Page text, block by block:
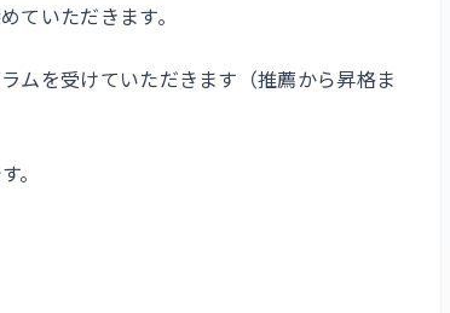
ていただきます。
ムを受けていただきます（推薦から昇格ま
。